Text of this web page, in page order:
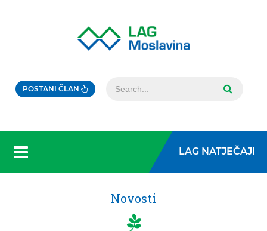
POSTANI ČLAN
LAG NATJEČAJI
Novosti